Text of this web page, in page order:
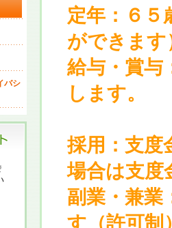
定年：６５
ができます
給与・賞与
します。
採用：支
場合は支度
副業・兼業
す（許可制
バシ